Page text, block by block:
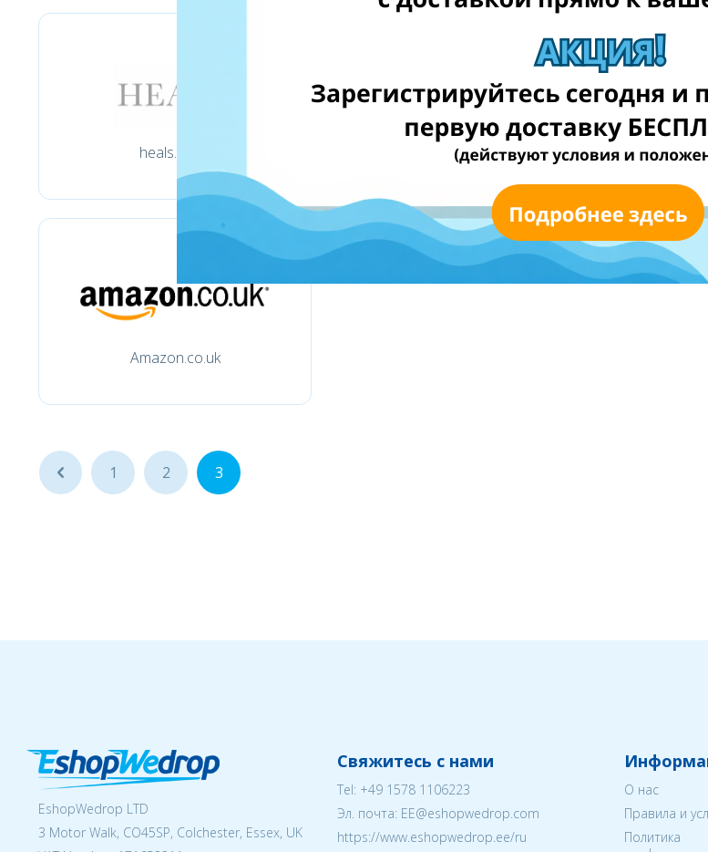
heals.co.uk wowpieces.com
Amazon.co.uk
... 1 2 3
EshopWedrop LTD
3 Motor Walk, CO45SP, Colchester, Essex, UK
Свяжитесь с нами
Tel: +49 1578 1106223
Эл. почта: EE@eshopwedrop.com
https://www.eshopwedrop.ee/ru
О нас
Правила и
Политика